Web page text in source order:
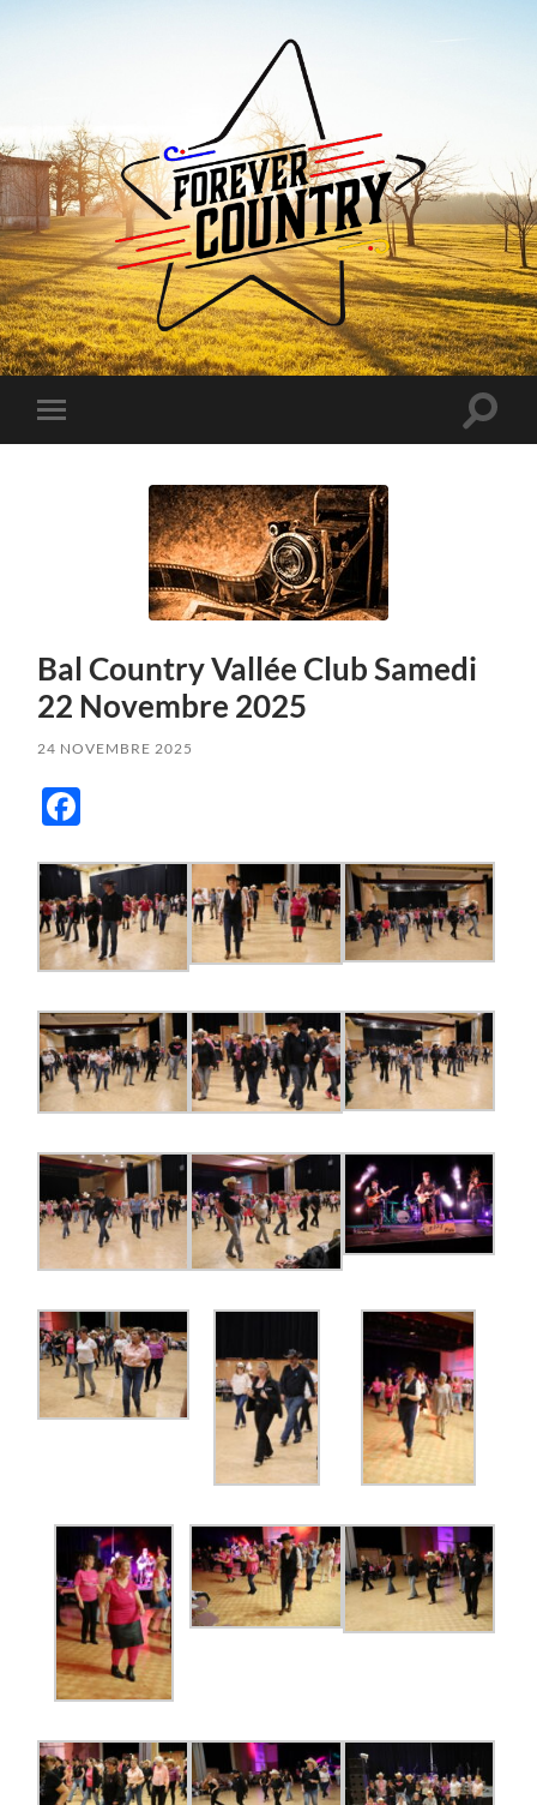
Forever
Country
Toggle
mobile
Toggle
Bal Country Vallée Club Samedi
22 Novembre 2025
24 NOVEMBRE 2025